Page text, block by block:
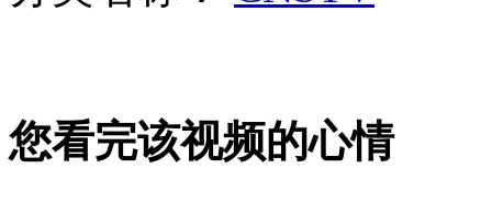
神九返回 7架直升机与地面分队将联合搜救
神九准备返航 3名航天员行庄严军礼
您看完该视频的心情